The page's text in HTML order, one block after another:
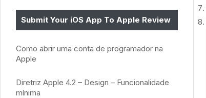
Submit Your iOS App To Apple Review
Como abrir uma conta de programador na
Apple
Diretriz Apple 4.2 – Design – Funcionalidade
mínima